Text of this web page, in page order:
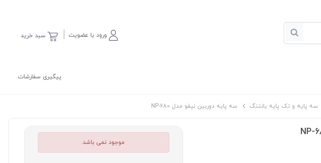
سبد خرید ورود یا عضویت
پیگیری سفارشات
سه پایه و تک پایه یانتنگ سه پایه دوربین نیفو مدل NP-680
موجود نمی باشد